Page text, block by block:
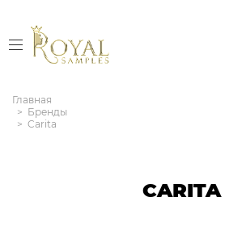
Главная
Бренды
Carita
CARITA